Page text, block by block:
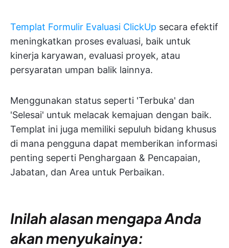
Templat Formulir Evaluasi ClickUp secara efektif
meningkatkan proses evaluasi, baik untuk
kinerja karyawan, evaluasi proyek, atau
persyaratan umpan balik lainnya.
Menggunakan status seperti 'Terbuka' dan
'Selesai' untuk melacak kemajuan dengan baik.
Templat ini juga memiliki sepuluh bidang khusus
di mana pengguna dapat memberikan informasi
penting seperti Penghargaan & Pencapaian,
Jabatan, dan Area untuk Perbaikan.
Inilah alasan mengapa Anda
akan menyukainya: